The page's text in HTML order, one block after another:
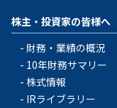
株主・投資家の皆様へ
財務・業績の概況
10年財務サマリー
株式情報
IRライブラリー